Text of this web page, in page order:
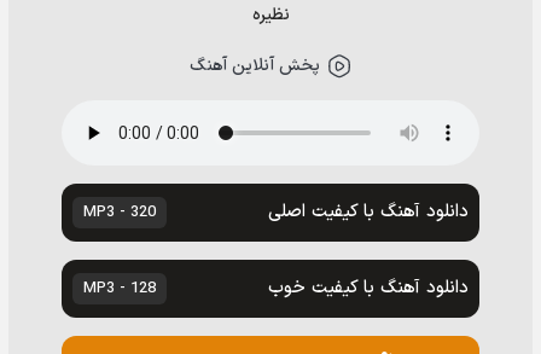
نظیره
پخش آنلاین آهنگ
دانلود آهنگ با کیفیت اصلی 320 - MP3
دانلود آهنگ با کیفیت خوب 128 - MP3